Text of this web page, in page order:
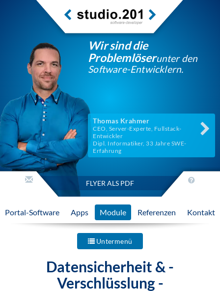
Wir sind die
Problemlöserunter den
Software-Entwicklern.
Thomas Krahmer
CEO, Server-Experte, Fullstack-
Entwickler
Dipl. Informatiker, 33 Jahre SWE-
Erfahrung
FLYER ALS PDF
Portal-Software Apps Module Referenzen Kontakt
Untermenü
Datensicherheit & -
Verschlüsslung -